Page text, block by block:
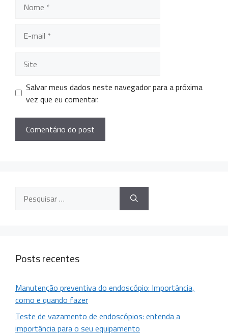
Salvar meus dados neste navegador para a próxima
vez que eu comentar.
Posts recentes
Manutenção preventiva do endoscópio: Importância,
como e quando fazer
Teste de vazamento de endoscópios: entenda a
importância para o seu equipamento